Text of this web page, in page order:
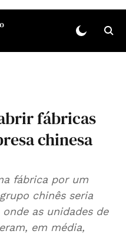
fábricas
chinesa
fábrica por um
chinês seria
as unidades de
em média,